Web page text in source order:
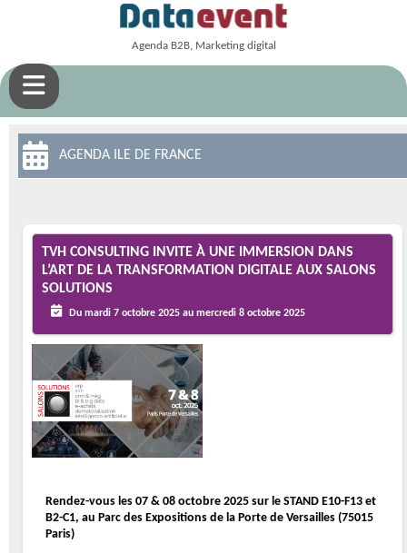
Agenda B2B, Marketing digital
AGENDA ILE DE FRANCE
TVH CONSULTING INVITE À UNE IMMERSION DANS
L’ART DE LA TRANSFORMATION DIGITALE AUX SALONS
SOLUTIONS
Du mardi 7 octobre 2025 au mercredi 8 octobre 2025
Rendez-vous les 07 & 08 octobre 2025 sur le STAND E10-F13 et
B2-C1, au Parc des Expositions de la Porte de Versailles (75015
Paris)